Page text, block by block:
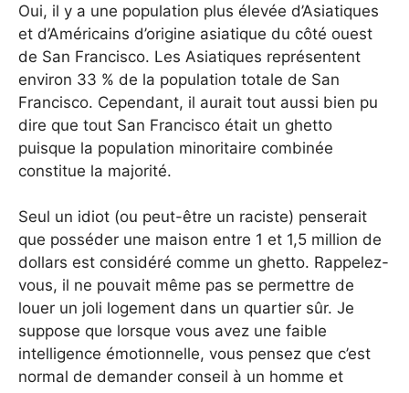
Oui, il y a une population plus élevée d’Asiatiques
et d’Américains d’origine asiatique du côté ouest
de San Francisco. Les Asiatiques représentent
environ 33 % de la population totale de San
Francisco. Cependant, il aurait tout aussi bien pu
dire que tout San Francisco était un ghetto
puisque la population minoritaire combinée
constitue la majorité.
Seul un idiot (ou peut-être un raciste) penserait
que posséder une maison entre 1 et 1,5 million de
dollars est considéré comme un ghetto. Rappelez-
vous, il ne pouvait même pas se permettre de
louer un joli logement dans un quartier sûr. Je
suppose que lorsque vous avez une faible
intelligence émotionnelle, vous pensez que c’est
normal de demander conseil à un homme et